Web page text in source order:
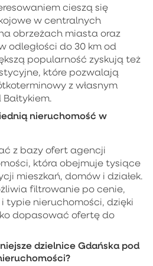
cieszą się
w centralnych
obrzeżach miasta oraz
odległości do 30 km od
popularność zyskują też
które pozwalają
z własnym
nieruchomość w
z bazy ofert agencji
która obejmuje tysiące
mieszkań, domów i działek.
filtrowanie po cenie,
typie nieruchomości, dzięki
dopasować ofertę do
dzielnice Gdańska pod